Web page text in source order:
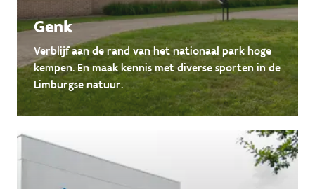
Genk
Verblijf aan de rand van het nationaal park hoge
kempen. En maak kennis met diverse sporten in de
Limburgse natuur.